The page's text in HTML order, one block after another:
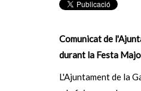
Comunicat de
durant la Festa
L'Ajuntament de la